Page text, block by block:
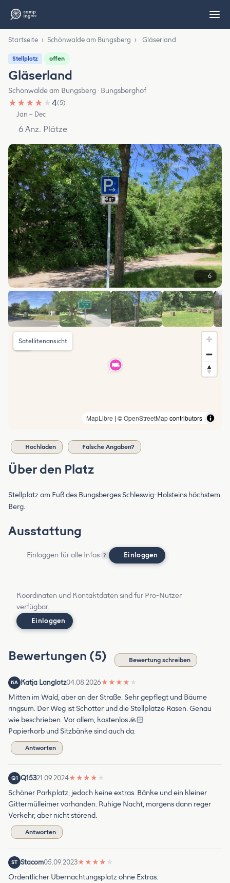
Startseite › Schönwalde am Bungsberg › Gläserland
Stellplatz offen
Gläserland
Schönwalde am Bungsberg · Bungsberghof
★ ★ ★ ★ ★4(5)
Jan – Dec
6 Anz. Plätze
6
MapLibre | ©OpenStreetMapcontributors
Satellitenansicht
Hochladen Falsche Angaben?
Über den Platz
Stellplatz am Fuß des Bungsberges Schleswig-Holsteins höchstem
Berg.
Ausstattung
Einloggen für alle Infos ? Einloggen
Koordinaten und Kontaktdaten sind für Pro-Nutzer
verfügbar.
Einloggen
Bewertungen (5) Bewertung schreiben
KA Katja Langlotz04.08.2026★ ★ ★ ★ ★
Mitten im Wald, aber an der Straße. Sehr gepflegt und Bäume
ringsum. Der Weg ist Schotter und die Stellplätze Rasen. Genau
wie beschrieben. Vor allem, kostenlos 🙏🏻
Papierkorb und Sitzbänke sind auch da.
Antworten
Q1 Q15321.09.2024★ ★ ★ ★ ★
Schöner Parkplatz, jedoch keine extras. Bänke und ein kleiner
Gittermülleimer vorhanden. Ruhige Nacht, morgens dann reger
Verkehr, aber nicht störend.
Antworten
ST Stacom05.09.2023★ ★ ★ ★ ★
Ordentlicher Übernachtungsplatz ohne Extras.